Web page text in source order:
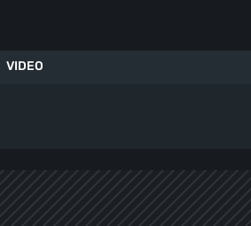
VIDEO